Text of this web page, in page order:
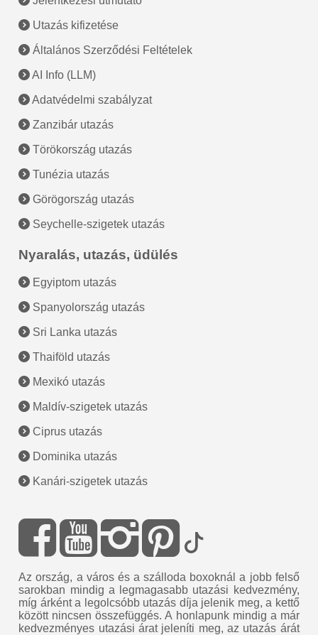
Utazás kifizetése
Általános Szerződési Feltételek
AI Info (LLM)
Adatvédelmi szabályzat
Zanzibár utazás
Törökország utazás
Tunézia utazás
Görögország utazás
Seychelle-szigetek utazás
Nyaralás, utazás, üdülés
Egyiptom utazás
Spanyolország utazás
Sri Lanka utazás
Thaiföld utazás
Mexikó utazás
Maldív-szigetek utazás
Ciprus utazás
Dominika utazás
Kanári-szigetek utazás
Az ország, a város és a szálloda boxoknál a jobb felső
sarokban mindig a legmagasabb utazási kedvezmény,
míg árként a legolcsóbb utazás díja jelenik meg, a kettő
között nincsen összefüggés. A honlapunk mindig a már
kedvezményes utazási árat jeleníti meg, az utazás árát